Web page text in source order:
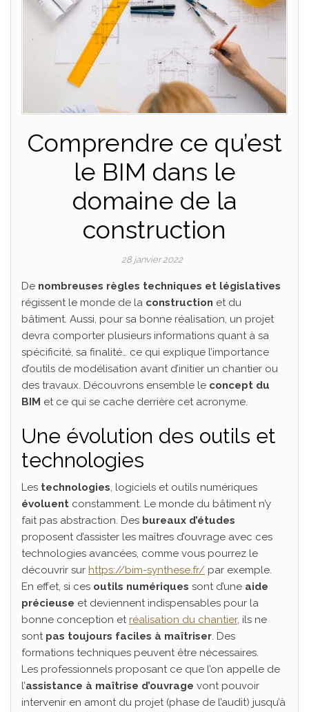
Comprendre ce qu’est
le BIM dans le
domaine de la
construction
28 janvier 2022
De nombreuses règles techniques et législatives
régissent le monde de la construction et du
bâtiment. Aussi, pour sa bonne réalisation, un projet
devra comporter plusieurs informations quant à sa
spécificité, sa finalité… ce qui explique l’importance
d’outils de modélisation avant d’initier un chantier ou
des travaux. Découvrons ensemble le concept du
BIM et ce qui se cache derrière cet acronyme.
Une évolution des outils et
technologies
Les technologies, logiciels et outils numériques
évoluent constamment. Le monde du bâtiment n’y
fait pas abstraction. Des bureaux d’études
proposent d’assister les maîtres d’ouvrage avec ces
technologies avancées, comme vous pourrez le
découvrir sur https://bim-synthese.fr/ par exemple.
En effet, si ces outils numériques sont d’une aide
précieuse et deviennent indispensables pour la
bonne conception et réalisation du chantier, ils ne
sont pas toujours faciles à maîtriser. Des
formations techniques peuvent être nécessaires.
Les professionnels proposant ce que l’on appelle de
l’assistance à maîtrise d’ouvrage vont pouvoir
intervenir en amont du projet (phase de l’audit) jusqu’à